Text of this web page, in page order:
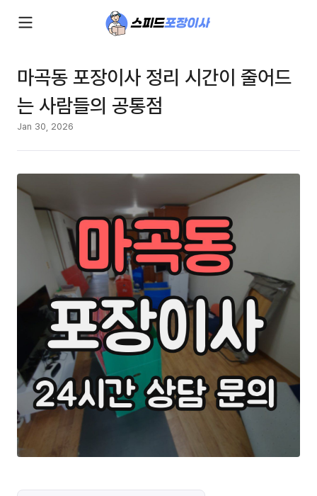
마곡동 포장이사 정리 시간이 줄어드
는 사람들의 공통점
Jan 30, 2026